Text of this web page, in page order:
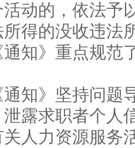
活动的，依法予
得的没收违法
》重点规范了
》坚持问题导
泄露求职者个人
人力资源服务